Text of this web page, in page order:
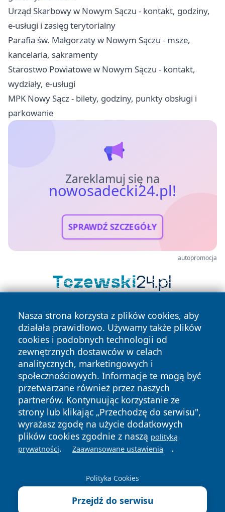
Urząd Skarbowy w Nowym Sączu - kontakt, godziny,
e-usługi i zasięg terytorialny
Parafia św. Małgorzaty w Nowym Sączu - msze,
kancelaria, sakramenty
Starostwo Powiatowe w Nowym Sączu - kontakt,
wydziały, e-usługi
MPK Nowy Sącz - bilety, godziny, punkty obsługi i
parkowanie
Zareklamuj się na
nowosadecki24.pl!
SPRAWDŹ SZCZEGÓŁY
autopromocja
Nasza strona korzysta z plików cookies, aby
działała prawidłowo. Używamy także plików
cookies i podobnych technologii od
zewnętrznych dostawców w celach
analitycznych, marketingowych i
społecznościowych. Informacje te mogą być
przetwarzane również przez naszych
partnerów. Kontynuując korzystanie ze
strony lub klikając „Przechodzę do serwisu",
wyrażasz zgodę na użycie dodatkowych
plików cookies zgodnie z naszą polityką
prywatności. Zaawansowane ustawienia .
Polityka Cookies
Przejdź do serwisu
Copyright © 2026 nowosadecki24.pl Wszystkie prawa
zastrzeżone.
News Autorzy
Polityka
Prywatności
Polityka
Cookies